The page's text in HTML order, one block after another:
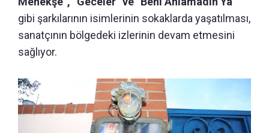
gibi şarkılarının isimlerinin sokaklarda yaşatılması,
sanatçının bölgedeki izlerinin devam etmesini
sağlıyor.